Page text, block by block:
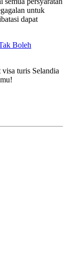
untuk
dapat
Boleh
visa turis Selandia